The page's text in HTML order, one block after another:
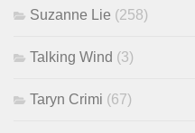
Suzanne Lie (258)
Talking Wind (3)
Taryn Crimi (67)